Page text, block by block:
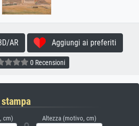
AR Aggiungi ai preferiti
0 Recensioni
cm) Altezza (motivo, cm)